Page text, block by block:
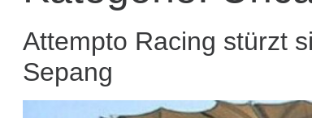
Attempto Racing stürzt
Sepang